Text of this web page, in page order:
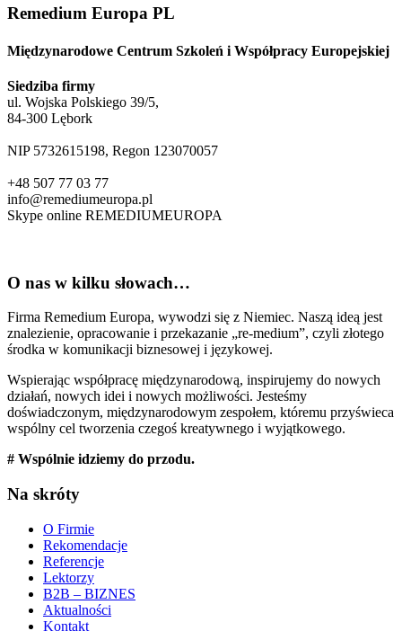
Remedium Europa PL
Międzynarodowe Centrum Szkoleń i Współpracy Europejskiej
Siedziba firmy
ul. Wojska Polskiego 39/5,
84-300 Lębork
NIP 5732615198, Regon 123070057
+48 507 77 03 77
info@remediumeuropa.pl
Skype online REMEDIUMEUROPA
O nas w kilku słowach…
Firma Remedium Europa, wywodzi się z Niemiec. Naszą ideą jest
znalezienie, opracowanie i przekazanie „re-medium”, czyli złotego
środka w komunikacji biznesowej i językowej.
Wspierając współpracę międzynarodową, inspirujemy do nowych
działań, nowych idei i nowych możliwości. Jesteśmy
doświadczonym, międzynarodowym zespołem, któremu przyświeca
wspólny cel tworzenia czegoś kreatywnego i wyjątkowego.
# Wspólnie idziemy do przodu.
Na skróty
O Firmie
Rekomendacje
Referencje
Lektorzy
B2B – BIZNES
Aktualności
Kontakt